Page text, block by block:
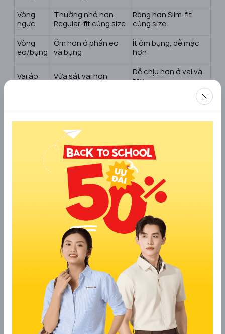
Vòng
ngực
Thường nhỏ hơn
Regular-fit cùng size
Rộng hơn Slim-fit
cùng size
Vòng
eo/bụng
Ôm hơn ở phần eo
và bụng
Ít ôm bụng, dễ mặc
hơn
Vai áo Vừa sát vai hơn
Dễ chịu hơn ở vai và
tay
lịch sự
động, ít kén dáng
Người thích mặc vừa
người, vóc dáng cân
đối, không muốn áo
quá rộng
mái, có bụng nhẹ,
vai/ngực lớn hoặc
mặc hằng ngày
Có thể cần tăng 1
size nếu không thích
Thường chọn đúng
size theo chiều cao,
cân nặng
3. Cách đo thông số cơ thể để chọn
size áo polo chính xác nhất
Để chọn đúng size áo polo nam, bạn nên đo 3 thông số
Vòng ngực: Dùng thước dây quấn quanh phần
ngực nở nhất, giữ thước ngang và không siết quá
chặt. Đây là thông số quan trọng nhất để áo
không bị bó ngực hay quá rộng.
Ngang vai : Đo từ điểm đầu vai bên trái đến đầu vai